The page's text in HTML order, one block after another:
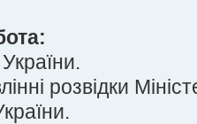
розвідки